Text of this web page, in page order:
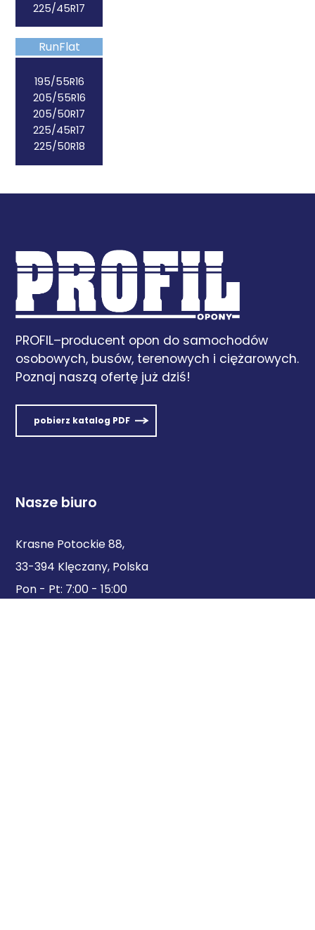
225/45R17
RunFlat
195/55R16
205/55R16
205/50R17
225/45R17
225/50R18
PROFIL–producent opon do samochodów
osobowych, busów, terenowych i ciężarowych.
Poznaj naszą ofertę już dziś!
pobierz katalog PDF
Nasze biuro
Krasne Potockie 88,
33-394 Klęczany, Polska
Pon - Pt: 7:00 - 15:00